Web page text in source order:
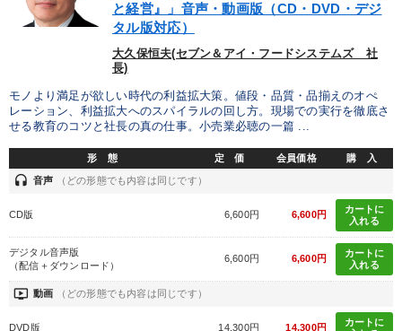
と経営』」音声・動画版（CD・DVD・デジ
タル版対応）
大久保恒夫(セブン＆アイ・フードシステムズ 社
長)
モノより満足が欲しい時代の利益拡大策。値段・品質・品揃えのオぺ
レーション、利益拡大へのスパイラルの回し方。現場での実行を徹底さ
せる教育のコツと社長の真の仕事。小売業必聴の一篇 ...
形 態 定 価 会員価格 購 入
headset 音声 （どの形態でも内容は同じです）
CD版 6,600円 6,600円
カートに
入れる
デジタル音声版
（配信＋ダウンロード）
6,600円 6,600円
カートに
入れる
ondemand_video 動画 （どの形態でも内容は同じです）
DVD版 14,300円 14,300円
カートに